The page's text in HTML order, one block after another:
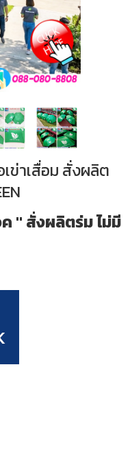
ข่าเสื่อม สั่งผลิต
" สั่งผลิตร่ม ไม่มี